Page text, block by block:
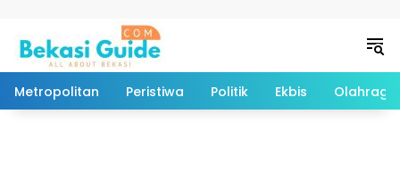
Metropolitan Peristiwa Politik Ekbis Olahraga